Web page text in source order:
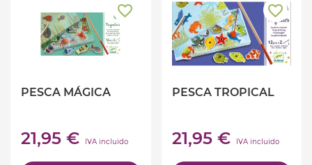
PESCA MÁGICA
21,95 € IVA incluido
PESCA TROPICAL
21,95 € IVA incluido